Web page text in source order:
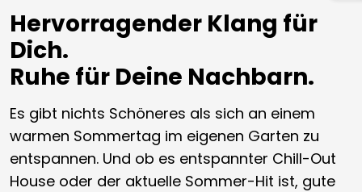
Hervorragender Klang für
Dich.
Ruhe für Deine Nachbarn.
Es gibt nichts Schöneres als sich an einem
warmen Sommertag im eigenen Garten zu
entspannen. Und ob es entspannter Chill-Out
House oder der aktuelle Sommer-Hit ist, gute